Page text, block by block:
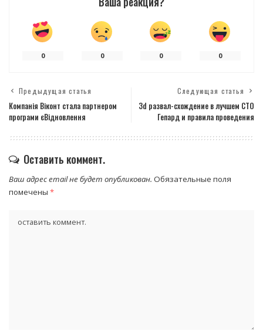
0 0 0 0
Предыдущая статья
Компанія Віконт стала партнером
програми єВідновлення
Следующая статья
3d развал-схождение в лучшем СТО
Гепард и правила проведения
Оставить коммент.
Ваш адрес email не будет опубликован. Обязательные поля
помечены *